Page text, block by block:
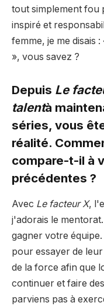
tout simplement fou
inspiré et
femme, je me disais
», vous savez ?
Depuis Le
talentà
séries, vous
réalité.
compare-t-il à
précédentes ?
Avec Le facteur X,
j'adorais le
gagner votre
pour essayer de
de la force afin que
continuer et faire
parviens pas à